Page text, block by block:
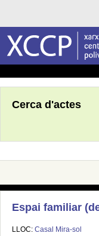
Cerca d'actes
Espai familiar
LLOC: Casal Mira-sol